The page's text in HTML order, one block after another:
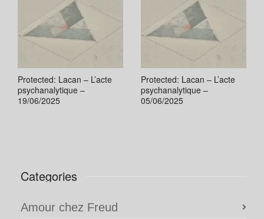
Protected: Lacan – L’acte
psychanalytique –
19/06/2025
Protected: Lacan – L’acte
psychanalytique –
05/06/2025
Categories
Amour chez Freud